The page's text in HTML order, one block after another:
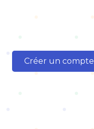
Créer un compte